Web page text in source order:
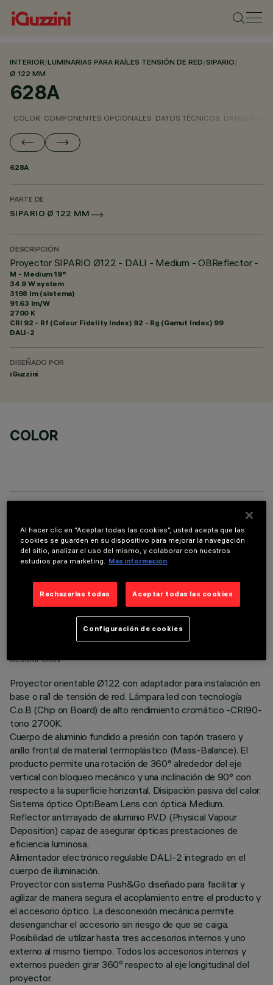
INTERIOR/LUMINARIAS PARA RAÍLES TENSIÓN DE RED/SIPARIO/
Ø 122 MM
628A
COLOR COMPONENTES OPCIONALES DATOS TÉCNICOS DATOS
628A
PARTE DE
SIPARIO Ø 122 MM
DESCRIPCIÓN
Proyector SIPARIO Ø122 - DALI - Medium - OBReflector -
M - Medium 19°
34.9 W system
3198 lm (sistema)
91.63 lm/W
2700 K
CRI 92 - Rf (Colour Fidelity Index) 92 - Rg (Gamut Index) 99
DALI-2
DISEÑADO POR
iGuzzini
COLOR
COMPONENTES OPCIONALES
DATOS TÉCNICOS
ÚLTIMA ACTUALIZACIÓN: 06/08/2026
DESCRIPCIÓN
Proyector orientable Ø122 con adaptador para instalación en
base o raíl de tensión de red. Lámpara led con tecnología
C.o.B (Chip on Board) de alto rendimiento cromático -CRI90-
tono 2700K.
Cuerpo de aluminio fundido a presión con tapón trasero y
anillo frontal de material termoplástico (Mass-Balance). El
producto permite una rotación de 360° alrededor del eje
vertical con bloqueo mecánico y una inclinación de 90° con
respecto a la superficie horizontal. Disipación pasiva del calor.
Sistema óptico OptiBeam Lens con óptica Medium.
Reflector antirrayado de aluminio P.V.D (Physical Vapour
Deposition) capaz de asegurar ópticas prestaciones de
eficiencia luminosa.
Alimentador electrónico regulable DALI-2 integrado en el
cuerpo de iluminación.
Proyector con sistema Push&Go diseñado para facilitar y
agilizar de manera segura el acoplamiento entre el producto y
el accesorio óptico. La desconexión mecánica permite
desenganchar el accesorio sin riesgo de que se caiga.
Posibilidad de utilizar hasta tres accesorios internos y uno
externo al mismo tiempo. Todos los accesorios internos y
externos pueden girar 360º respecto al eje longitudinal del
proyector.
Al hacer clic en “Aceptar todas las cookies”, usted acepta que las
cookies se guarden en su dispositivo para mejorar la navegación
del sitio, analizar el uso del mismo, y colaborar con nuestros
estudios para marketing. Más información
Rechazarlas todas Aceptar todas las cookies
Configuración de cookies